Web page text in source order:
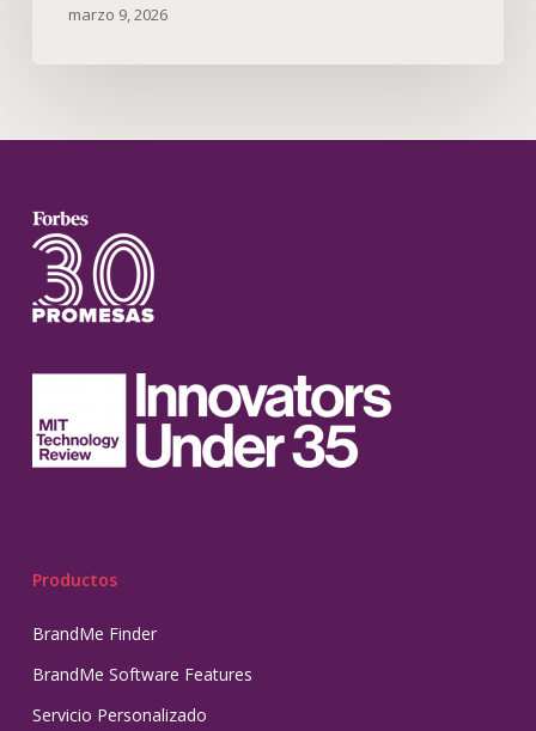
marzo 9, 2026
Productos
BrandMe Finder
BrandMe Software Features
Servicio Personalizado